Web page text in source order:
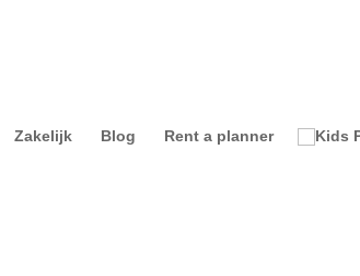
Zakelijk Blog Rent a planner